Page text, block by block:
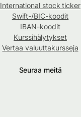
International stock ticker
Swift-/BIC-koodit
IBAN-koodit
Kurssihälytykset
Vertaa valuuttakursseja
Seuraa meitä